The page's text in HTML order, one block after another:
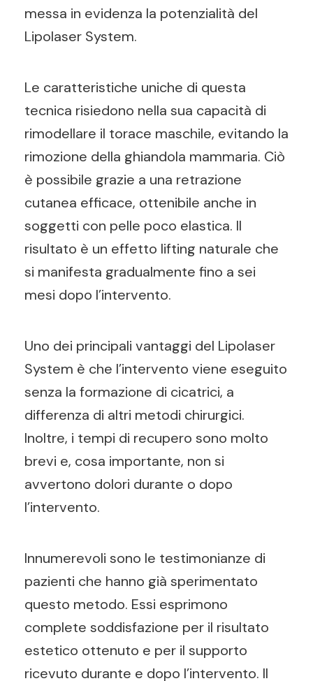
messa in evidenza la potenzialità del
Lipolaser System.
Le caratteristiche uniche di questa
tecnica risiedono nella sua capacità di
rimodellare il torace maschile, evitando la
rimozione della ghiandola mammaria. Ciò
è possibile grazie a una retrazione
cutanea efficace, ottenibile anche in
soggetti con pelle poco elastica. Il
risultato è un effetto lifting naturale che
si manifesta gradualmente fino a sei
mesi dopo l’intervento.
Uno dei principali vantaggi del Lipolaser
System è che l’intervento viene eseguito
senza la formazione di cicatrici, a
differenza di altri metodi chirurgici.
Inoltre, i tempi di recupero sono molto
brevi e, cosa importante, non si
avvertono dolori durante o dopo
l’intervento.
Innumerevoli sono le testimonianze di
pazienti che hanno già sperimentato
questo metodo. Essi esprimono
complete soddisfazione per il risultato
estetico ottenuto e per il supporto
ricevuto durante e dopo l’intervento. Il